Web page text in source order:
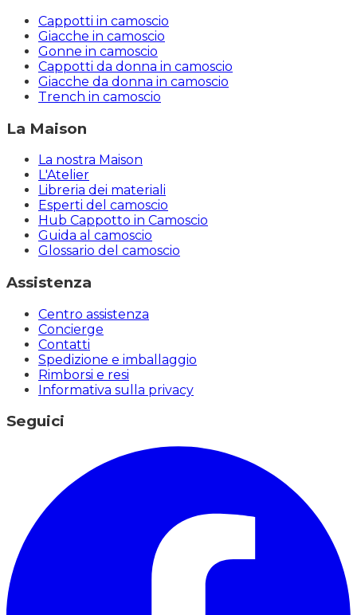
Cappotti in camoscio
Giacche in camoscio
Gonne in camoscio
Cappotti da donna in camoscio
Giacche da donna in camoscio
Trench in camoscio
La Maison
La nostra Maison
L'Atelier
Libreria dei materiali
Esperti del camoscio
Hub Cappotto in Camoscio
Guida al camoscio
Glossario del camoscio
Assistenza
Centro assistenza
Concierge
Contatti
Spedizione e imballaggio
Rimborsi e resi
Informativa sulla privacy
Seguici